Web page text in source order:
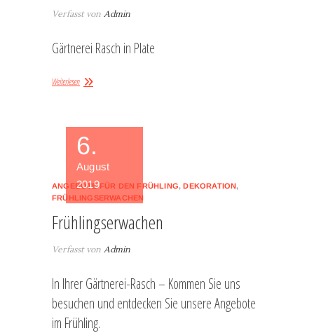
Verfasst von Admin
Gärtnerei Rasch in Plate
Weiterlesen
6.
August
2019
ANGEBOTE FÜR DEN FRÜHLING,DEKORATION,
FRÜHLINGSERWACHEN
Frühlingserwachen
Verfasst von Admin
In Ihrer Gärtnerei-Rasch – Kommen Sie uns
besuchen und entdecken Sie unsere Angebote
im Frühling.